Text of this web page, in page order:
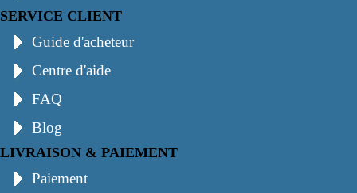
SERVICE CLIENT
Guide d'acheteur
Centre d'aide
FAQ
Blog
LIVRAISON & PAIEMENT
Paiement